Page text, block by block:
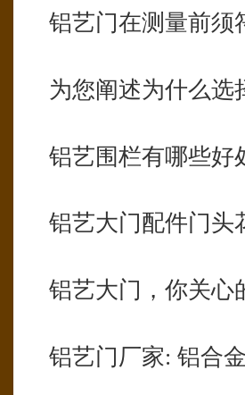
铝艺门在测量前
为您阐述为什么
铝艺围栏有哪些好
铝艺大门配件门
铝艺大门，你关
铝艺门厂家: 铝合